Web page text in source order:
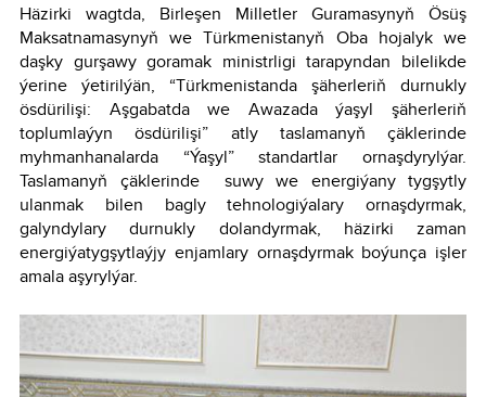
Häzirki wagtda, Birleşen Milletler Guramasynyň Ösüş
Maksatnamasynyň we Türkmenistanyň Oba hojalyk we
daşky gurşawy goramak ministrligi tarapyndan bilelikde
ýerine ýetirilýän, “Türkmenistanda şäherleriň durnukly
ösdürilişi: Aşgabatda we Awazada ýaşyl şäherleriň
toplumlaýyn ösdürilişi” atly taslamanyň çäklerinde
myhmanhanalarda “Ýaşyl” standartlar ornaşdyrylýar.
Taslamanyň çäklerinde suwy we energiýany tygşytly
ulanmak bilen bagly tehnologiýalary ornaşdyrmak,
galyndylary durnukly dolandyrmak, häzirki zaman
energiýatygşytlaýjy enjamlary ornaşdyrmak boýunça işler
amala aşyrylýar.